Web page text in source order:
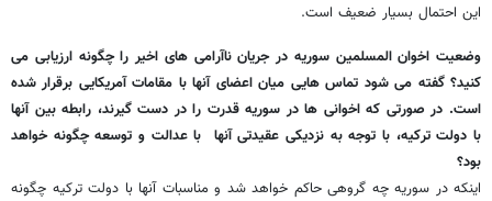
این احتمال بسیار ضعیف است.
وضعیت اخوان المسلمین سوریه در جریان ناآرامی های اخیر را چگونه ارزیابی می
کنید؟ گفته می شود تماس هایی میان اعضای آنها با مقامات آمریکایی برقرار شده
است. در صورتی که اخوانی ها در سوریه قدرت را در دست گیرند، رابطه بین آنها
با دولت ترکیه، با توجه به نزدیکی عقیدتی آنها با عدالت و توسعه چگونه خواهد
بود؟
اینکه در سوریه چه گروهی حاکم خواهد شد و مناسبات آنها با دولت ترکیه چگونه